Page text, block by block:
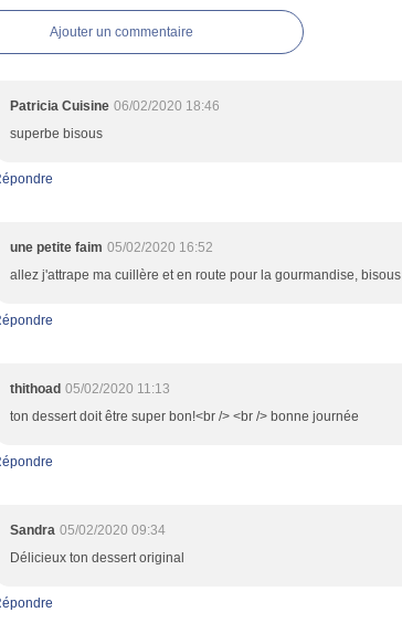
Ajouter un commentaire
Patricia Cuisine 06/02/2020 18:46
superbe bisous
une petite faim 05/02/2020 16:52
allez j'attrape ma cuillère et en route pour la gourmandise, bisous
thithoad 05/02/2020 11:13
ton dessert doit être super bon!<br /> <br /> bonne journée
Sandra 05/02/2020 09:34
Délicieux ton dessert original